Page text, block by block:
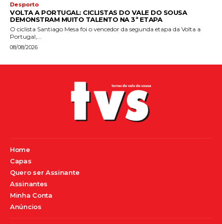
Desporto
VOLTA A PORTUGAL: CICLISTAS DO VALE DO SOUSA
DEMONSTRAM MUITO TALENTO NA 3ª ETAPA
O ciclista Santiago Mesa foi o vencedor da segunda etapa da Volta a
Portugal,...
08/08/2026
Home
Capas
Quero ser Assinante
Assinantes
Minha Conta
Anúncios